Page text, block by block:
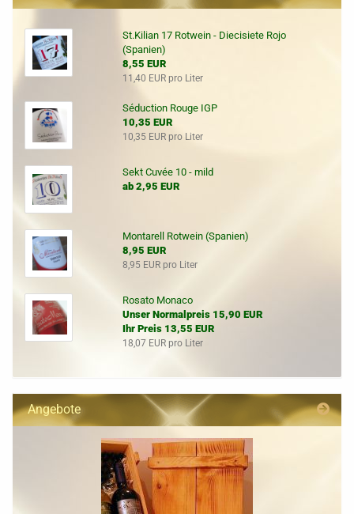
St.Kilian 17 Rotwein - Diecisiete Rojo
(Spanien)
8,55 EUR
11,40 EUR pro Liter
Séduction Rouge IGP
10,35 EUR
10,35 EUR pro Liter
Sekt Cuvée 10 - mild
ab 2,95 EUR
Montarell Rotwein (Spanien)
8,95 EUR
8,95 EUR pro Liter
Rosato Monaco
Unser Normalpreis 15,90 EUR
Ihr Preis 13,55 EUR
18,07 EUR pro Liter
Angebote